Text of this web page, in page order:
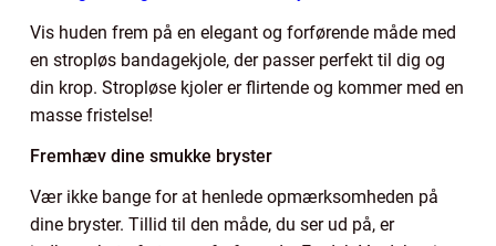
Vis huden frem på en elegant og forførende måde med
en stropløs bandagekjole, der passer perfekt til dig og
din krop. Stropløse kjoler er flirtende og kommer med en
masse fristelse!
Fremhæv dine smukke bryster
Vær ikke bange for at henlede opmærksomheden på
dine bryster. Tillid til den måde, du ser ud på, er